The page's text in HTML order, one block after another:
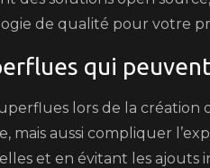
de qualité pour votre
qui
lors de la création
aussi compliquer
et en évitant les ajouts